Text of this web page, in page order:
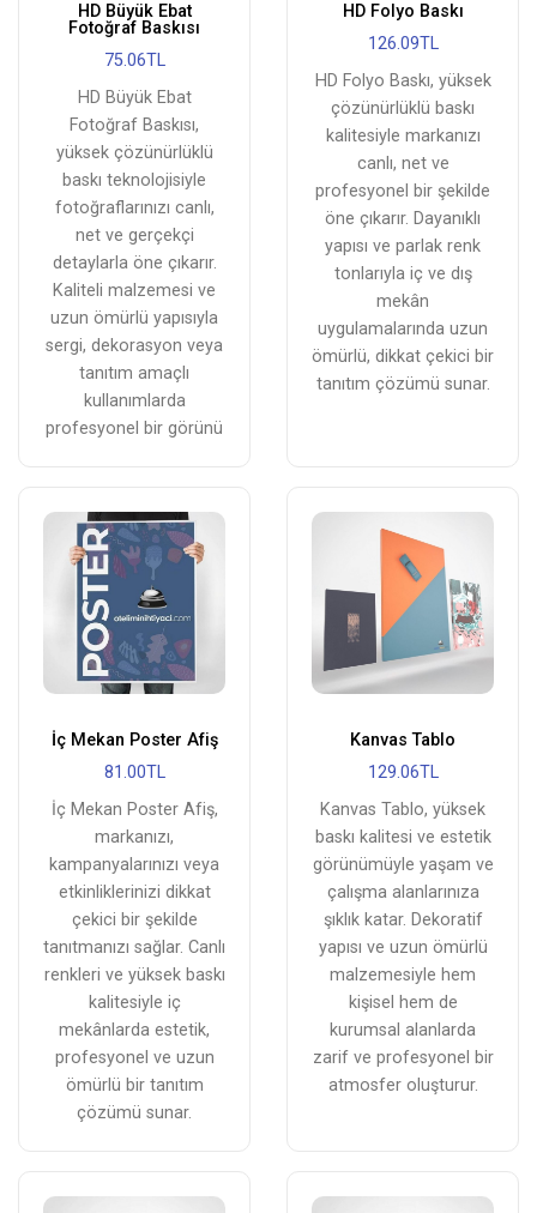
HD Büyük Ebat
Fotoğraf Baskısı
75.06TL
HD Büyük Ebat
Fotoğraf Baskısı,
yüksek çözünürlüklü
baskı teknolojisiyle
fotoğraflarınızı canlı,
net ve gerçekçi
detaylarla öne çıkarır.
Kaliteli malzemesi ve
uzun ömürlü yapısıyla
sergi, dekorasyon veya
tanıtım amaçlı
kullanımlarda
profesyonel bir görünü
HD Folyo Baskı
126.09TL
HD Folyo Baskı, yüksek
çözünürlüklü baskı
kalitesiyle markanızı
canlı, net ve
profesyonel bir şekilde
öne çıkarır. Dayanıklı
yapısı ve parlak renk
tonlarıyla iç ve dış
mekân
uygulamalarında uzun
ömürlü, dikkat çekici bir
tanıtım çözümü sunar.
İç Mekan Poster Afiş
81.00TL
İç Mekan Poster Afiş,
markanızı,
kampanyalarınızı veya
etkinliklerinizi dikkat
çekici bir şekilde
tanıtmanızı sağlar. Canlı
renkleri ve yüksek baskı
kalitesiyle iç
mekânlarda estetik,
profesyonel ve uzun
ömürlü bir tanıtım
çözümü sunar.
Kanvas Tablo
129.06TL
Kanvas Tablo, yüksek
baskı kalitesi ve estetik
görünümüyle yaşam ve
çalışma alanlarınıza
şıklık katar. Dekoratif
yapısı ve uzun ömürlü
malzemesiyle hem
kişisel hem de
kurumsal alanlarda
zarif ve profesyonel bir
atmosfer oluşturur.